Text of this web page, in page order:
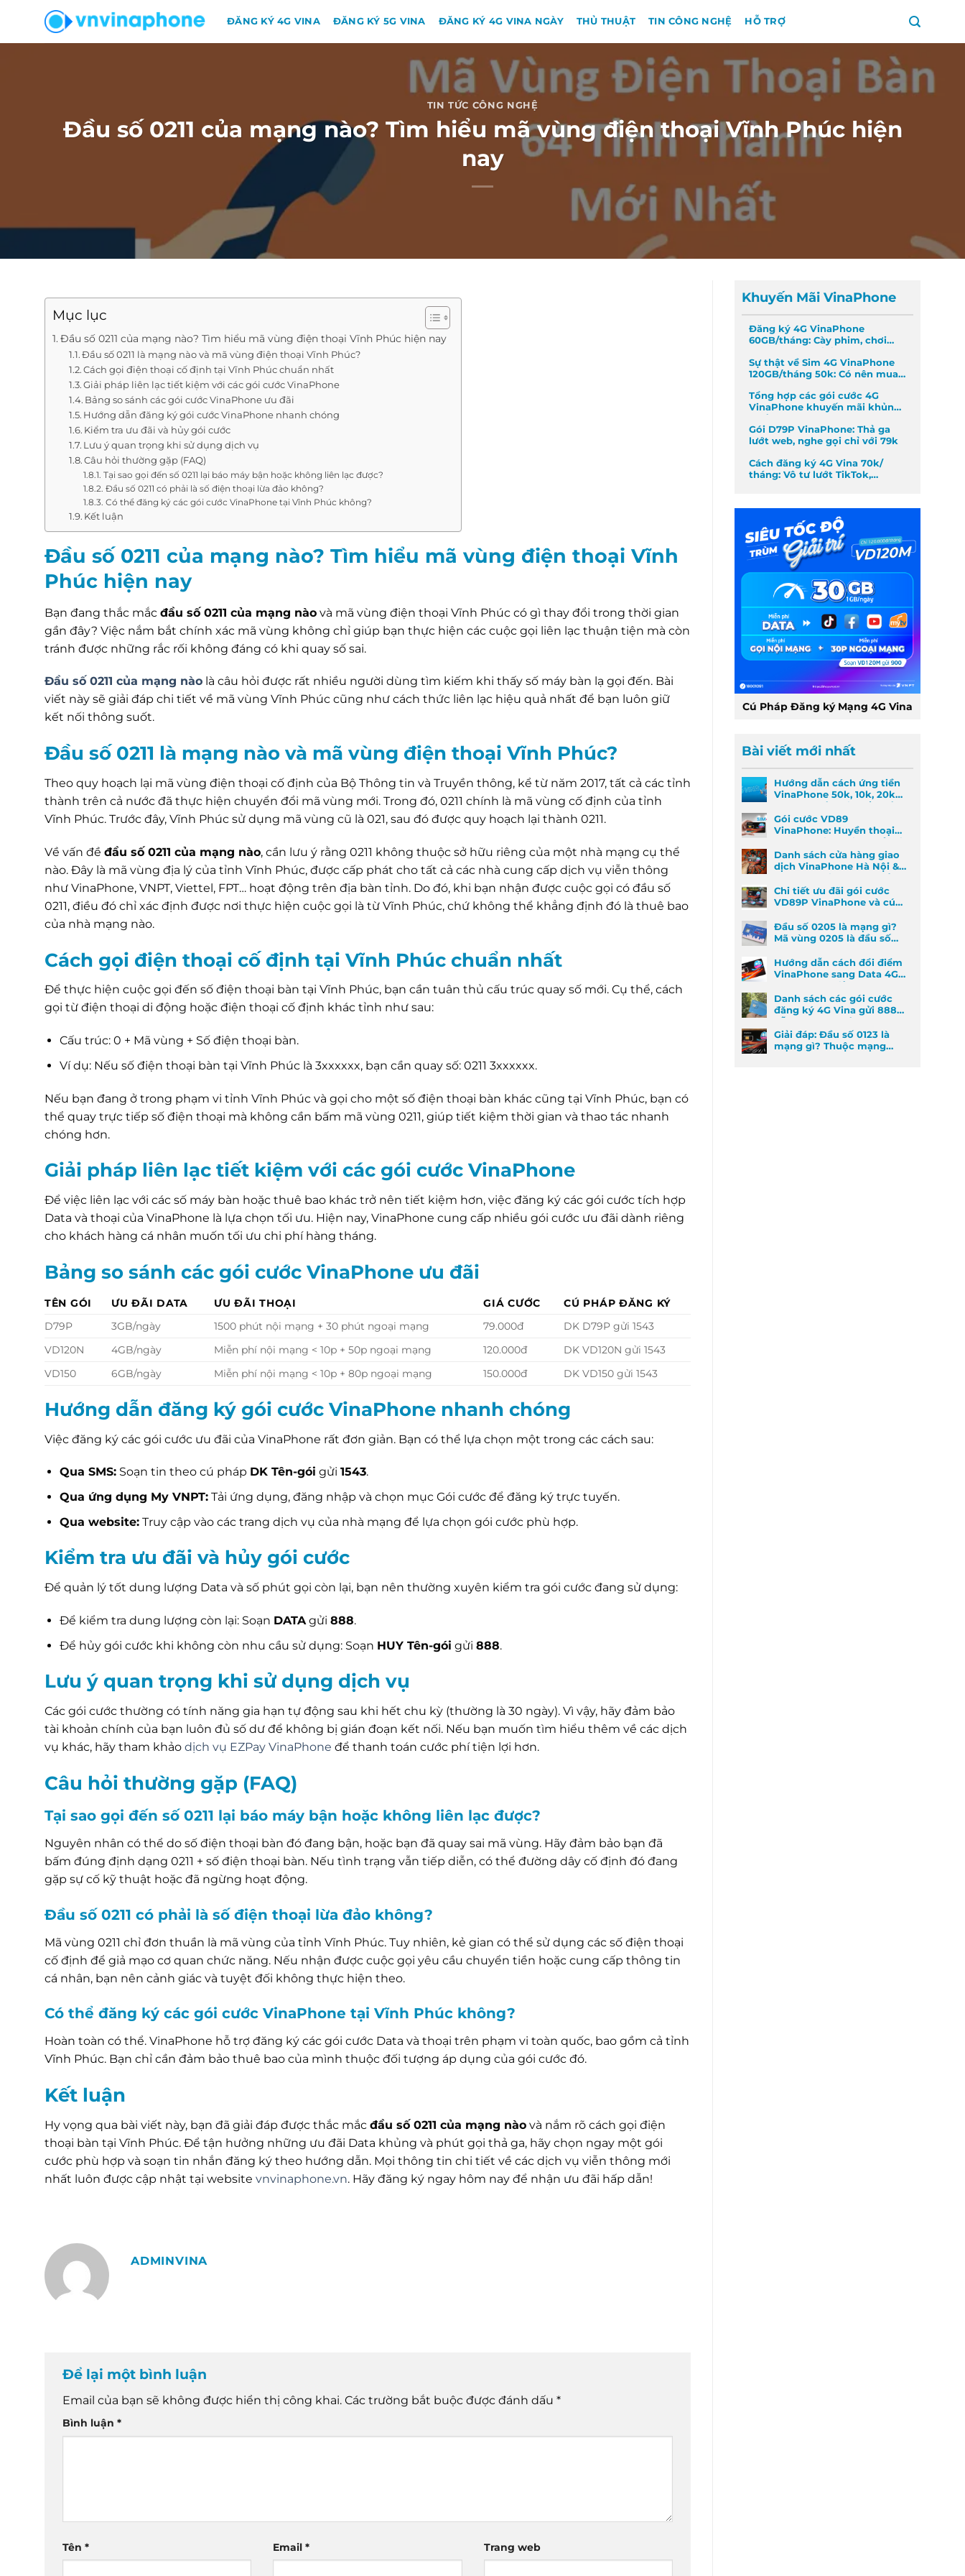
nội
ĐĂNG KÝ 4G VINA ĐĂNG KÝ 5G VINA ĐĂNG KÝ 4G VINA NGÀY THỦ THUẬT TIN CÔNG NGHỆ HỖ TRỢ
TIN TỨC CÔNG NGHỆ
Đầu số 0211 của mạng nào? Tìm hiểu mã vùng điện thoại Vĩnh Phúc hiện
nay
Mục lục
Đầu số 0211 của mạng nào? Tìm hiểu mã vùng điện thoại Vĩnh Phúc hiện nay
Đầu số 0211 là mạng nào và mã vùng điện thoại Vĩnh Phúc?
Cách gọi điện thoại cố định tại Vĩnh Phúc chuẩn nhất
Giải pháp liên lạc tiết kiệm với các gói cước VinaPhone
Bảng so sánh các gói cước VinaPhone ưu đãi
Hướng dẫn đăng ký gói cước VinaPhone nhanh chóng
Kiểm tra ưu đãi và hủy gói cước
Lưu ý quan trọng khi sử dụng dịch vụ
Câu hỏi thường gặp (FAQ)
Tại sao gọi đến số 0211 lại báo máy bận hoặc không liên lạc được?
Đầu số 0211 có phải là số điện thoại lừa đảo không?
Có thể đăng ký các gói cước VinaPhone tại Vĩnh Phúc không?
Kết luận
Đầu số 0211 của mạng nào? Tìm hiểu mã vùng điện thoại Vĩnh
Phúc hiện nay
Bạn đang thắc mắc đầu số 0211 của mạng nào và mã vùng điện thoại Vĩnh Phúc có gì thay đổi trong thời gian
gần đây? Việc nắm bắt chính xác mã vùng không chỉ giúp bạn thực hiện các cuộc gọi liên lạc thuận tiện mà còn
tránh được những rắc rối không đáng có khi quay số sai.
Đầu số 0211 của mạng nào là câu hỏi được rất nhiều người dùng tìm kiếm khi thấy số máy bàn lạ gọi đến. Bài
viết này sẽ giải đáp chi tiết về mã vùng Vĩnh Phúc cũng như cách thức liên lạc hiệu quả nhất để bạn luôn giữ
kết nối thông suốt.
Đầu số 0211 là mạng nào và mã vùng điện thoại Vĩnh Phúc?
Theo quy hoạch lại mã vùng điện thoại cố định của Bộ Thông tin và Truyền thông, kể từ năm 2017, tất cả các tỉnh
thành trên cả nước đã thực hiện chuyển đổi mã vùng mới. Trong đó, 0211 chính là mã vùng cố định của tỉnh
Vĩnh Phúc. Trước đây, Vĩnh Phúc sử dụng mã vùng cũ là 021, sau đó được quy hoạch lại thành 0211.
Về vấn đề đầu số 0211 của mạng nào, cần lưu ý rằng 0211 không thuộc sở hữu riêng của một nhà mạng cụ thể
nào. Đây là mã vùng địa lý của tỉnh Vĩnh Phúc, được cấp phát cho tất cả các nhà cung cấp dịch vụ viễn thông
như VinaPhone, VNPT, Viettel, FPT… hoạt động trên địa bàn tỉnh. Do đó, khi bạn nhận được cuộc gọi có đầu số
0211, điều đó chỉ xác định được nơi thực hiện cuộc gọi là từ Vĩnh Phúc, chứ không thể khẳng định đó là thuê bao
của nhà mạng nào.
Cách gọi điện thoại cố định tại Vĩnh Phúc chuẩn nhất
Để thực hiện cuộc gọi đến số điện thoại bàn tại Vĩnh Phúc, bạn cần tuân thủ cấu trúc quay số mới. Cụ thể, cách
gọi từ điện thoại di động hoặc điện thoại cố định khác tỉnh như sau:
Cấu trúc: 0 + Mã vùng + Số điện thoại bàn.
Ví dụ: Nếu số điện thoại bàn tại Vĩnh Phúc là 3xxxxxx, bạn cần quay số: 0211 3xxxxxx.
Nếu bạn đang ở trong phạm vi tỉnh Vĩnh Phúc và gọi cho một số điện thoại bàn khác cũng tại Vĩnh Phúc, bạn có
thể quay trực tiếp số điện thoại mà không cần bấm mã vùng 0211, giúp tiết kiệm thời gian và thao tác nhanh
chóng hơn.
Giải pháp liên lạc tiết kiệm với các gói cước VinaPhone
Để việc liên lạc với các số máy bàn hoặc thuê bao khác trở nên tiết kiệm hơn, việc đăng ký các gói cước tích hợp
Data và thoại của VinaPhone là lựa chọn tối ưu. Hiện nay, VinaPhone cung cấp nhiều gói cước ưu đãi dành riêng
cho khách hàng cá nhân muốn tối ưu chi phí hàng tháng.
Bảng so sánh các gói cước VinaPhone ưu đãi
TÊN GÓI ƯU ĐÃI DATA ƯU ĐÃI THOẠI GIÁ CƯỚC
CÚ PHÁP ĐĂNG KÝ
D79P
3GB/ngày 1500 phút nội mạng + 30 phút ngoại mạng 79.000đ
DK D79P gửi 1543
VD120N
4GB/ngày Miễn phí nội mạng < 10p + 50p ngoại mạng 120.000đ
DK VD120N gửi 1543
VD150
6GB/ngày Miễn phí nội mạng < 10p + 80p ngoại mạng 150.000đ DK VD150 gửi 1543
Hướng dẫn đăng ký gói cước VinaPhone nhanh chóng
Việc đăng ký các gói cước ưu đãi của VinaPhone rất đơn giản. Bạn có thể lựa chọn một trong các cách sau:
Qua SMS:Soạn tin theo cú pháp DK Tên-gói gửi 1543.
Qua ứng dụng My VNPT:Tải ứng dụng, đăng nhập và chọn mục Gói cước để đăng ký trực tuyến.
Qua website:Truy cập vào các trang dịch vụ của nhà mạng để lựa chọn gói cước phù hợp.
Kiểm tra ưu đãi và hủy gói cước
Để quản lý tốt dung lượng Data và số phút gọi còn lại, bạn nên thường xuyên kiểm tra gói cước đang sử dụng:
Để kiểm tra dung lượng còn lại: Soạn DATAgửi 888.
Để hủy gói cước khi không còn nhu cầu sử dụng: Soạn HUY Tên-gói gửi 888.
Lưu ý quan trọng khi sử dụng dịch vụ
Các gói cước thường có tính năng gia hạn tự động sau khi hết chu kỳ (thường là 30 ngày). Vì vậy, hãy đảm bảo
tài khoản chính của bạn luôn đủ số dư để không bị gián đoạn kết nối. Nếu bạn muốn tìm hiểu thêm về các dịch
vụ khác, hãy tham khảo dịch vụ EZPay VinaPhone để thanh toán cước phí tiện lợi hơn.
Câu hỏi thường gặp (FAQ)
Tại sao gọi đến số 0211 lại báo máy bận hoặc không liên lạc được?
Nguyên nhân có thể do số điện thoại bàn đó đang bận, hoặc bạn đã quay sai mã vùng. Hãy đảm bảo bạn đã
bấm đúng định dạng 0211 + số điện thoại bàn. Nếu tình trạng vẫn tiếp diễn, có thể đường dây cố định đó đang
gặp sự cố kỹ thuật hoặc đã ngừng hoạt động.
Đầu số 0211 có phải là số điện thoại lừa đảo không?
Mã vùng 0211 chỉ đơn thuần là mã vùng của tỉnh Vĩnh Phúc. Tuy nhiên, kẻ gian có thể sử dụng các số điện thoại
cố định để giả mạo cơ quan chức năng. Nếu nhận được cuộc gọi yêu cầu chuyển tiền hoặc cung cấp thông tin
cá nhân, bạn nên cảnh giác và tuyệt đối không thực hiện theo.
Có thể đăng ký các gói cước VinaPhone tại Vĩnh Phúc không?
Hoàn toàn có thể. VinaPhone hỗ trợ đăng ký các gói cước Data và thoại trên phạm vi toàn quốc, bao gồm cả tỉnh
Vĩnh Phúc. Bạn chỉ cần đảm bảo thuê bao của mình thuộc đối tượng áp dụng của gói cước đó.
Kết luận
Hy vọng qua bài viết này, bạn đã giải đáp được thắc mắc đầu số 0211 của mạng nào và nắm rõ cách gọi điện
thoại bàn tại Vĩnh Phúc. Để tận hưởng những ưu đãi Data khủng và phút gọi thả ga, hãy chọn ngay một gói
cước phù hợp và soạn tin nhắn đăng ký theo hướng dẫn. Mọi thông tin chi tiết về các dịch vụ viễn thông mới
nhất luôn được cập nhật tại website vnvinaphone.vn. Hãy đăng ký ngay hôm nay để nhận ưu đãi hấp dẫn!
ADMINVINA
Để lại một bình luận
Email của bạn sẽ không được hiển thị công khai. Các trường bắt buộc được đánh dấu *
Bình luận *
Tên * Email* Trang web
Khuyến Mãi VinaPhone
Đăng ký 4G VinaPhone
60GB/tháng: Cày phim, chơi
Sự thật về Sim 4G VinaPhone
120GB/tháng 50k: Có nên mua
Tổng hợp các gói cước 4G
VinaPhone khuyến mãi khủng
Gói D79P VinaPhone: Thả ga
lướt web, nghe gọi chỉ với 79k
Cách đăng ký 4G Vina 70k/
tháng: Vô tư lướt TikTok,
Cú Pháp Đăng ký Mạng 4G Vina
Bài viết mới nhất
Hướng dẫn cách ứng tiền
VinaPhone 50k, 10k, 20k
nhanh nhất khi khẩn cấp
Gói cước VD89
VinaPhone: Huyền thoại
Data & Gọi thoại đã trở lại
Danh sách cửa hàng giao
dịch VinaPhone Hà Nội &
Cách tìm VinaPhone gần
đây
Chi tiết ưu đãi gói cước
VD89P VinaPhone và cú
Đầu số 0205 là mạng gì?
Mã vùng 0205 là đầu số
Hướng dẫn cách đổi điểm
VinaPhone sang Data 4G
cực kỳ đơn giản
Danh sách các gói cước
đăng ký 4G Vina gửi 888
dễ đăng ký nhất
Giải đáp: Đầu số 0123 là
mạng gì? Thuộc mạng